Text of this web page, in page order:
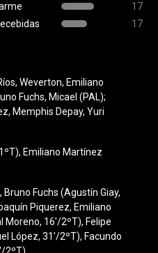
17
17
Weverton, Emiliano
Fuchs, Micael (PAL);
Memphis Depay, Yuri
Emiliano Martínez
Bruno Fuchs (Agustín Giay,
Piquerez, Emiliano
Moreno, 16'/2ºT), Felipe
López, 31'/2ºT), Facundo